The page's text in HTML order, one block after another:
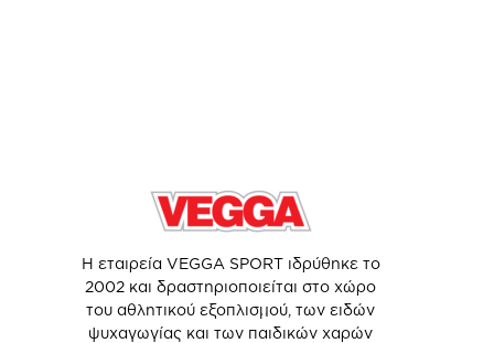
Η εταιρεία VEGGA SPORT ιδρύθηκε το
2002 και δραστηριοποιείται στο χώρο
του αθλητικού εξοπλισμού, των ειδών
ψυχαγωγίας και των παιδικών χαρών